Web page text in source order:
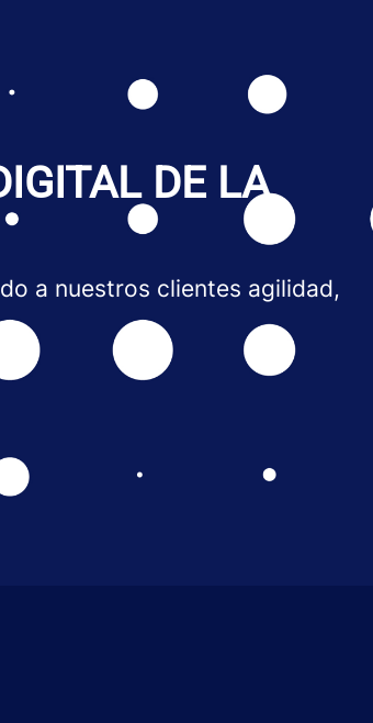
DE LA
a nuestros clientes agilidad,